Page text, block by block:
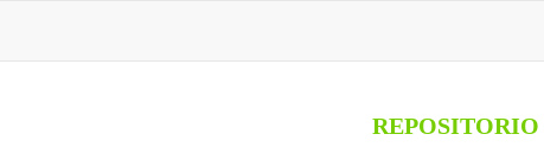
REPOSITORIO